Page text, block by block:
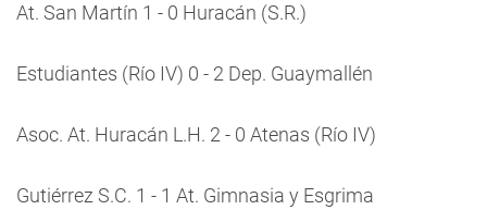
At. San Martín 1 - 0 Huracán (S.R.)
Estudiantes (Río IV) 0 - 2 Dep. Guaymallén
Asoc. At. Huracán L.H. 2 - 0 Atenas (Río IV)
Gutiérrez S.C. 1 - 1 At. Gimnasia y Esgrima